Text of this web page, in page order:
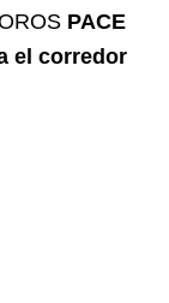
PACE
el corredor